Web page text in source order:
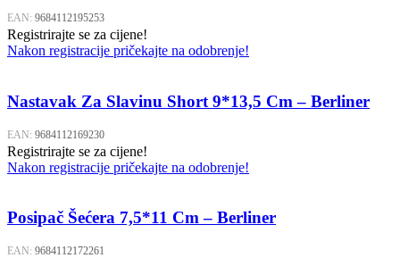
drugih jela.
Čišćenje:Nakon upotrebe, operite žlicu toplom vodom i
deterdžentom ili stavite u perilicu posuđa.
Prikaži više
EAN: 9684112195253
Registrirajte se za cijene!
Nakon registracije pričekajte na odobrenje!
Nastavak Za Slavinu Short 9*13,5 Cm – Berliner
EAN: 9684112169230
Registrirajte se za cijene!
Nakon registracije pričekajte na odobrenje!
Posipač Šećera 7,5*11 Cm – Berliner
EAN: 9684112172261